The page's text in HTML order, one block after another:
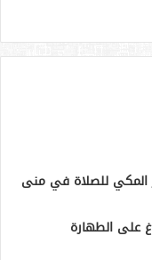
للصلاة في منى
على الطهارة